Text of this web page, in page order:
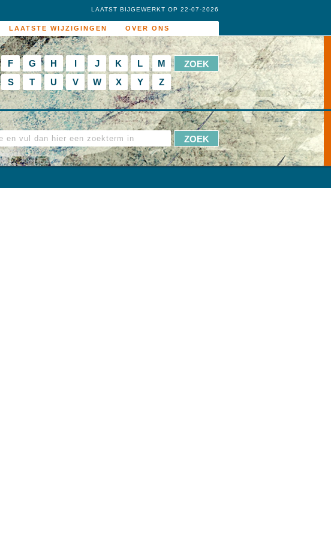
LAATSTE WIJZIGINGEN OVER ONS
LAATST BIJGEWERKT OP 22-07-2026
F G H I J K L
M
S T U V W X Y Z